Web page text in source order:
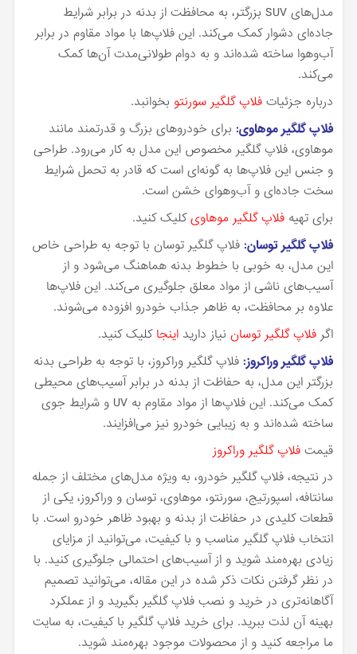
مدل‌های SUV بزرگتر، به محافظت از بدنه در برابر شرایط
جاده‌ای دشوار کمک می‌کند. این فلاپ‌ها با مواد مقاوم در برابر
آب‌وهوا ساخته شده‌اند و به دوام طولانی‌مدت آن‌ها کمک
می‌کند.
درباره جزئیاتفلاپ گلگیر سورنتو بخوانبد.
فلاپ گلگیر موهاوی: برای خودروهای بزرگ و قدرتمند مانند
موهاوی، فلاپ گلگیر مخصوص این مدل به کار می‌رود. طراحی
و جنس این فلاپ‌ها به گونه‌ای است که قادر به تحمل شرایط
سخت جاده‌ای و آب‌وهوای خشن است.
برای تهیهفلاپ گلگیر موهاویکلیک کنید.
فلاپ گلگیر توسان: فلاپ گلگیر توسان با توجه به طراحی خاص
این مدل، به خوبی با خطوط بدنه هماهنگ می‌شود و از
آسیب‌های ناشی از مواد معلق جلوگیری می‌کند. این فلاپ‌ها
علاوه بر محافظت، به ظاهر جذاب خودرو افزوده می‌شوند.
اگرفلاپ گلگیر توسان نیاز داریداینجا کلیک کنید.
فلاپ گلگیر وراکروز: فلاپ گلگیر وراکروز، با توجه به طراحی بدنه
بزرگتر این مدل، به حفاظت از بدنه در برابر آسیب‌های محیطی
کمک می‌کند. این فلاپ‌ها از مواد مقاوم به UV و شرایط جوی
ساخته شده‌اند و به زیبایی خودرو نیز می‌افزایند.
قیمتفلاپ گلگیر وراکروز
در نتیجه، فلاپ گلگیر خودرو، به ویژه مدل‌های مختلف از جمله
سانتافه، اسپورتیج، سورنتو، موهاوی، توسان و وراکروز، یکی از
قطعات کلیدی در حفاظت از بدنه و بهبود ظاهر خودرو است. با
انتخاب فلاپ گلگیر مناسب و با کیفیت، می‌توانید از مزایای
زیادی بهره‌مند شوید و از آسیب‌های احتمالی جلوگیری کنید. با
در نظر گرفتن نکات ذکر شده در این مقاله، می‌توانید تصمیم
آگاهانه‌تری در خرید و نصب فلاپ گلگیر بگیرید و از عملکرد
بهینه آن لذت ببرید. برای خرید فلاپ گلگیر با کیفیت، به سایت
ما مراجعه کنید و از محصولات موجود بهره‌مند شوید.